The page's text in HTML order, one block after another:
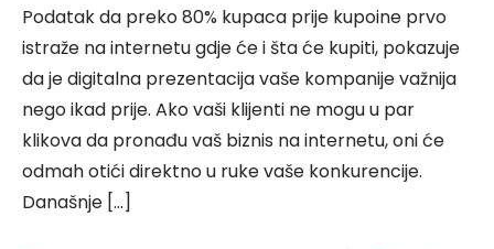
Podatak da preko 80% kupaca prije kupoine prvo
istraže na internetu gdje će i šta će kupiti, pokazuje
da je digitalna prezentacija vaše kompanije važnija
nego ikad prije. Ako vaši klijenti ne mogu u par
klikova da pronađu vaš biznis na internetu, oni će
odmah otići direktno u ruke vaše konkurencije.
Današnje […]